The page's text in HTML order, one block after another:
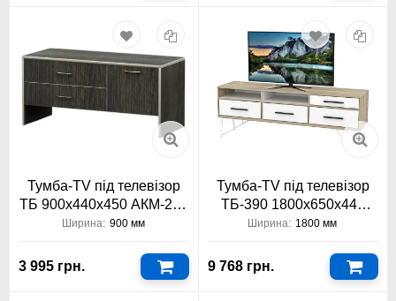
Тумба-TV під телевізор
ТБ 900х440х450 АКМ-234
Тіса Меблі АКМ
Ширина: 900 мм
3 995 грн.
Тумба-TV під телевізор
ТБ-390 1800х650х440
Тіса Меблі
Ширина: 1800 мм
9 768 грн.